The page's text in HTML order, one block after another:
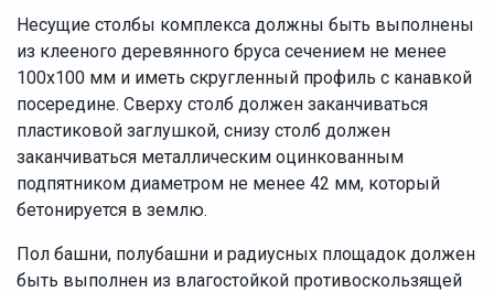
Несущие столбы комплекса должны быть выполнены
из клееного деревянного бруса сечением не менее
100х100 мм и иметь скругленный профиль с канавкой
посередине. Сверху столб должен заканчиваться
пластиковой заглушкой, снизу столб должен
заканчиваться металлическим оцинкованным
подпятником диаметром не менее 42 мм, который
бетонируется в землю.
Пол башни, полубашни и радиусных площадок должен
быть выполнен из влагостойкой противоскользящей